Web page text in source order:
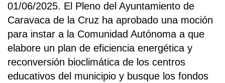
01/06/2025. El Pleno del Ayuntamiento de
Caravaca de la Cruz ha aprobado una moción
para instar a la Comunidad Autónoma a que
elabore un plan de eficiencia energética y
reconversión bioclimática de los centros
educativos del municipio y busque los fondos